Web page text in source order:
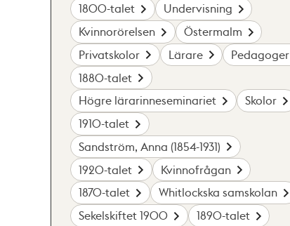
1800-talet
Undervisning
Kvinnorörelsen
Östermalm
Privatskolor
Lärare
Pedagoger
1880-talet
Högre lärarinneseminariet
Skolor
1910-talet
Sandström, Anna (1854-1931)
1920-talet
Kvinnofrågan
1870-talet
Whitlockska samskolan
Sekelskiftet 1900
1890-talet